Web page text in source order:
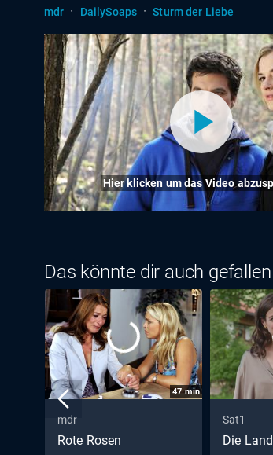
mdr · DailySoaps · Sturm der Liebe
Hier klicken um das Video
Das könnte dir auch gefallen
47min
mdr
Rote Rosen
Sat1
Die